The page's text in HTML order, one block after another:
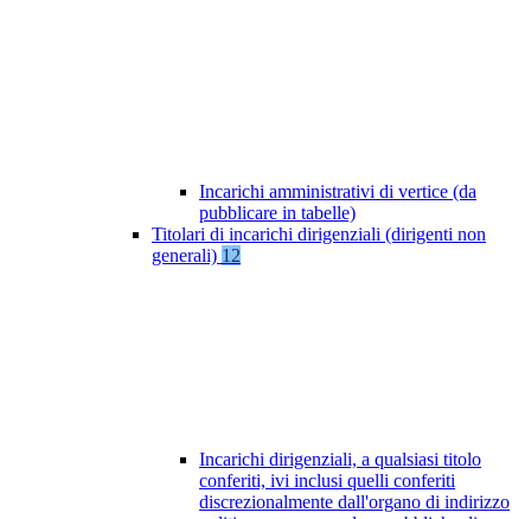
Incarichi amministrativi di vertice (da
pubblicare in tabelle)
Titolari di incarichi dirigenziali (dirigenti non
generali) 12
Incarichi dirigenziali, a qualsiasi titolo
conferiti, ivi inclusi quelli conferiti
discrezionalmente dall'organo di indirizzo